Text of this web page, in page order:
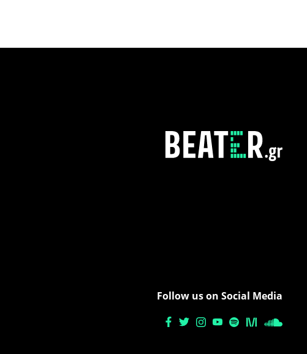
Follow us on Social Media